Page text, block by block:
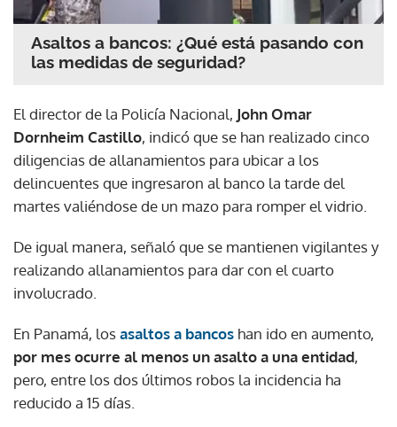
Asaltos a bancos: ¿Qué está pasando con
las medidas de seguridad?
El director de la Policía Nacional, John Omar
Dornheim Castillo, indicó que se han realizado cinco
diligencias de allanamientos para ubicar a los
delincuentes que ingresaron al banco la tarde del
martes valiéndose de un mazo para romper el vidrio.
De igual manera, señaló que se mantienen vigilantes y
realizando allanamientos para dar con el cuarto
involucrado.
En Panamá, losasaltos a bancos han ido en aumento,
por mes ocurre al menos un asalto a una entidad,
pero, entre los dos últimos robos la incidencia ha
reducido a 15 días.